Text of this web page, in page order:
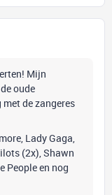
Mijn
oude
de zangeres
Lady Gaga,
(2x), Shawn
People en nog